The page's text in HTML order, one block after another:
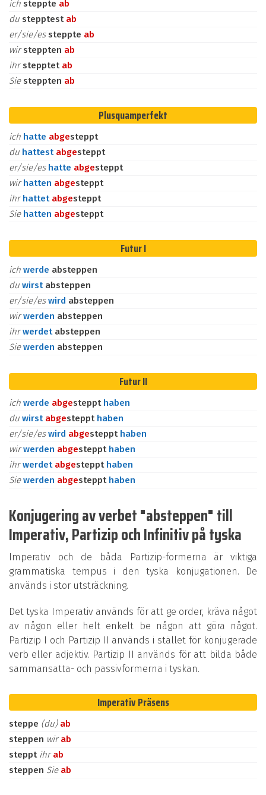
ich steppte ab
du stepptest ab
er/sie/es steppte ab
wirsteppten ab
ihrstepptet ab
Sie steppten ab
Plusquamperfekt
ich hatte abgesteppt
du hattest abgesteppt
er/sie/es hatte abgesteppt
wirhatten abgesteppt
ihrhattet abgesteppt
Sie hatten abgesteppt
Futur I
ich werde absteppen
du wirst absteppen
er/sie/eswird absteppen
wirwerden absteppen
ihrwerdet absteppen
Siewerden absteppen
Futur II
ich werde abgesteppt haben
du wirst abgesteppt haben
er/sie/eswird abgesteppt haben
wirwerden abgesteppt haben
ihrwerdet abgesteppt haben
Siewerden abgesteppt haben
Konjugering av verbet "absteppen" till
Imperativ, Partizip och Infinitiv på tyska
Imperativ och de båda Partizip-formerna är viktiga
grammatiska tempus i den tyska konjugationen. De
används i stor utsträckning.
Det tyska Imperativ används för att ge order, kräva något
av någon eller helt enkelt be någon att göra något.
Partizip I och Partizip II används i stället för konjugerade
verb eller adjektiv. Partizip II används för att bilda både
sammansatta- och passivformerna i tyskan.
Imperativ Präsens
steppe (du) ab
steppen wirab
steppt ihrab
steppen Sie ab